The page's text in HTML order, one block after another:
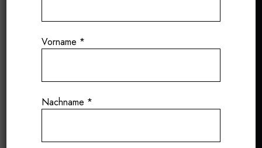
Vorname *
Nachname *